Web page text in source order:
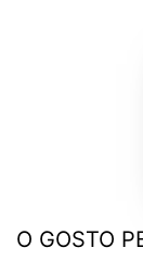
O GOSTO